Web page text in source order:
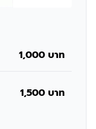
1,000 บาท
1,500 บาท